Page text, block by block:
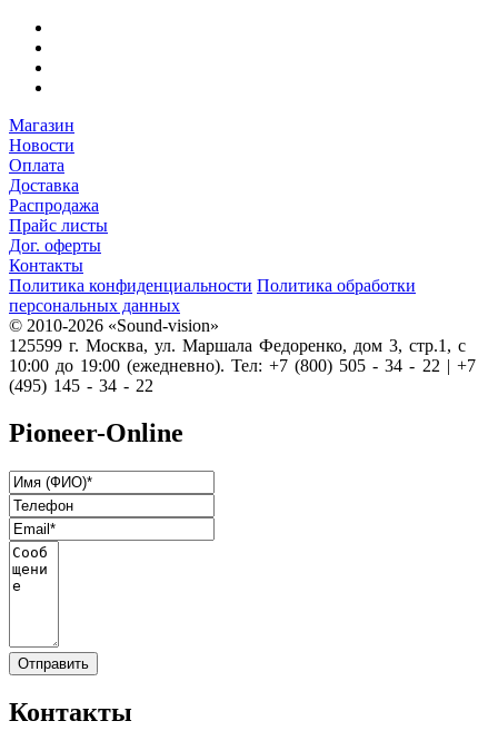
Магазин
Новости
Оплата
Доставка
Распродажа
Прайс листы
Дог. оферты
Контакты
Политика конфиденциальности Политика обработки
персональных данных
© 2010-2026 «Sound-vision»
125599 г. Москва, ул. Маршала Федоренко, дом 3, стр.1, с
10:00 до 19:00 (ежедневно). Тел: +7 (800) 505 - 34 - 22 | +7
(495) 145 - 34 - 22
Pioneer-Online
Контакты